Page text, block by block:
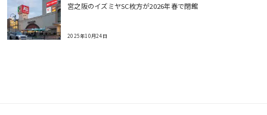
宮之阪のイズミヤSC枚方が2026年春で閉館
2025年10月24日